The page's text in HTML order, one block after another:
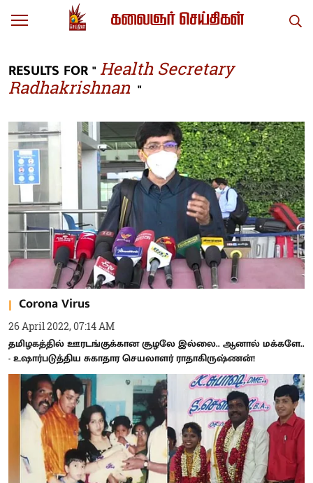
RESULTS FOR " Health Secretary
Radhakrishnan "
Corona Virus
26 April 2022, 07:14 AM
தமிழகத்தில் ஊரடங்குக்கான சூழலே இல்லை.. ஆனால் மக்களே..
- உஷார்படுத்திய சுகாதார செயலாளர் ராதாகிருஷ்ணன்!